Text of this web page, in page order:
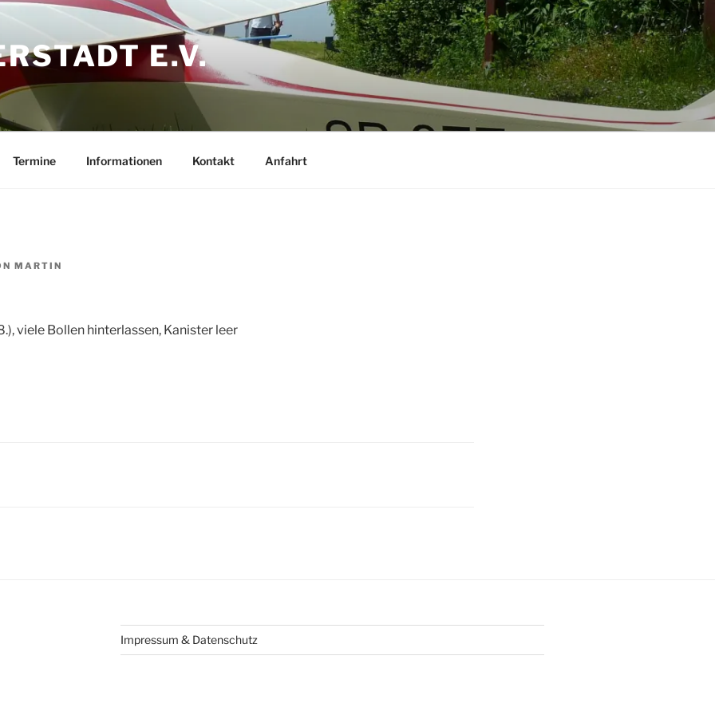
E.V.
Termine Informationen Kontakt Anfahrt
MARTIN
viele Bollen hinterlassen, Kanister leer
Impressum & Datenschutz